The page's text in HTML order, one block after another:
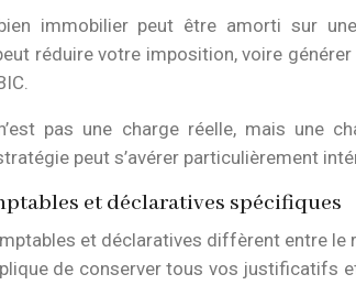
immobilier peut être amorti sur
réduire votre imposition, voire
pas une charge réelle, mais une
peut s’avérer particulièrement
et déclaratives spécifiques
et déclaratives diffèrent entre le
de conserver tous vos justificatifs